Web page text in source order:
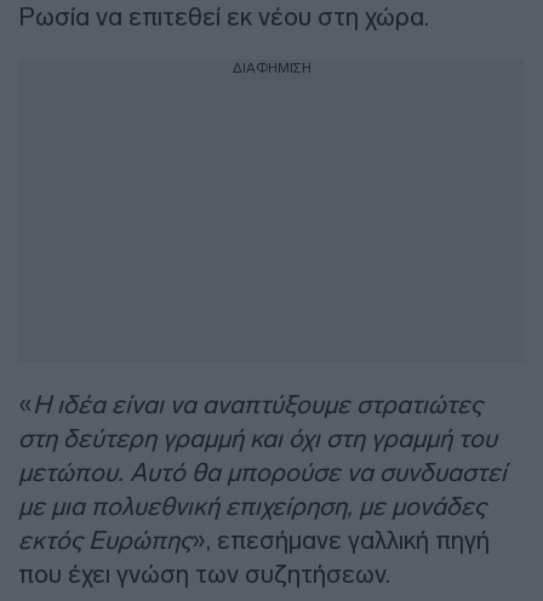
Ρωσία να επιτεθεί εκ νέου στη χώρα.
ΔΙΑΦΗΜΙΣΗ
«Η ιδέα είναι να αναπτύξουμε στρατιώτες
στη δεύτερη γραμμή και όχι στη γραμμή του
μετώπου. Αυτό θα μπορούσε να συνδυαστεί
με μια πολυεθνική επιχείρηση, με μονάδες
εκτός Ευρώπης», επεσήμανε γαλλική πηγή
που έχει γνώση των συζητήσεων.